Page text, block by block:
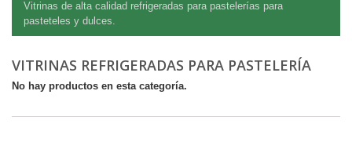
Vitrinas de alta calidad refrigeradas para pastelerías para
pasteteles y dulces.
VITRINAS REFRIGERADAS PARA PASTELERÍA
No hay productos en esta categoría.